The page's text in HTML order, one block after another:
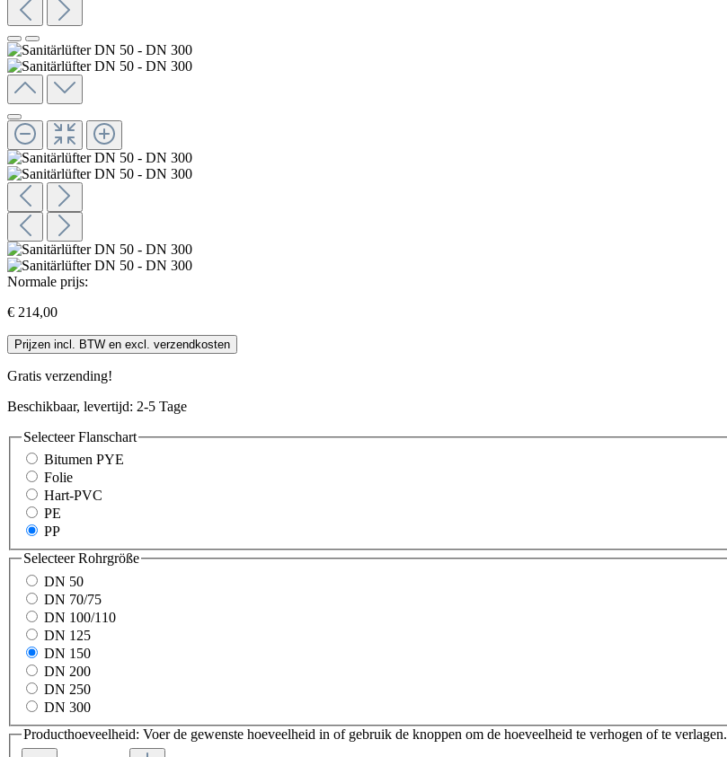
Normale prijs:
€ 214,00
Prijzen incl. BTW en excl. verzendkosten
Gratis verzending!
Beschikbaar, levertijd: 2-5 Tage
SelecteerFlanschart
Bitumen PYE
Folie
Hart-PVC
PE
PP
SelecteerRohrgröße
DN 50
DN 70/75
DN 100/110
DN 125
DN 150
DN 200
DN 250
DN 300
Producthoeveelheid: Voer de gewenste hoeveelheid in of gebruik de knoppen om de hoeveelheid te verhogen of te verlagen.